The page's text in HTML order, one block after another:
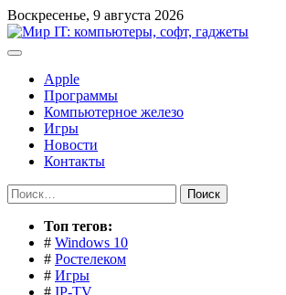
Перейти
к
содержимому
Воскресенье, 9 августа 2026
Apple
Программы
Компьютерное железо
Игры
Новости
Контакты
Найти:
Toп тегов:
# Windows 10
# Ростелеком
# Игры
# IP-TV